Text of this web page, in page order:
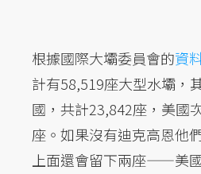
根據國際大壩委員會的資
計有58,519座大型水壩，
國，共計23,842座，美國
座。如果沒有迪克高恩他
上面還會留下兩座——美